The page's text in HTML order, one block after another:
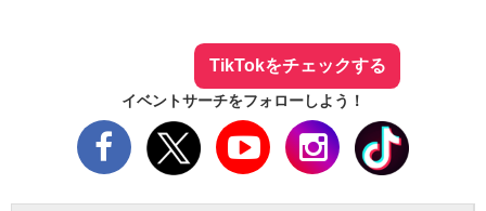
TikTokをチェックする
イベントサーチをフォローしよう！